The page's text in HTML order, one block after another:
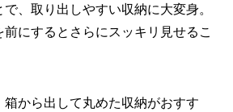
、取り出しやすい収納に大変身。
にするとさらにスッキリ見せるこ
箱から出して丸めた収納がおすす